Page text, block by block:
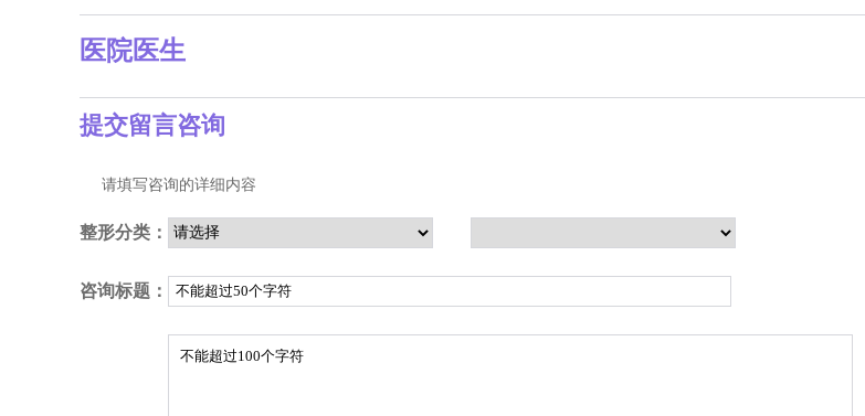
医院医生
提交留言咨询
请填写咨询的详细内容
整形分类：
咨询标题：